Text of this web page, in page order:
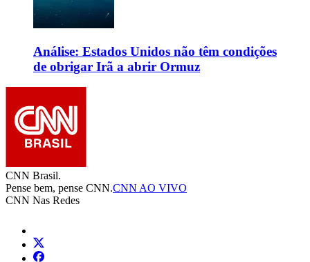
Análise: Estados Unidos não têm condições
de obrigar Irã a abrir Ormuz
CNN Brasil.
Pense bem, pense CNN.CNN AO VIVO
CNN Nas Redes